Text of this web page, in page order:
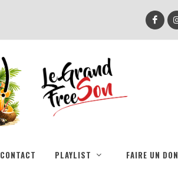
CONTACT PLAYLIST FAIRE UN DON